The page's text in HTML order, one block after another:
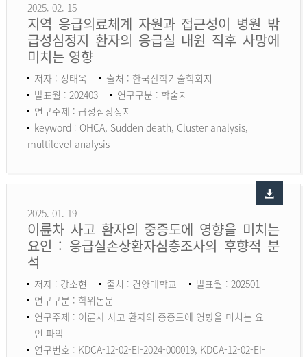
2025. 02. 15
지역 응급의료체계 자원과 접근성이 병원 밖
급성심정지 환자의 응급실 내원 직후 사망에
미치는 영향
저자 : 정태욱
출처 : 한국산학기술학회지
발표월 : 202403
연구구분 : 학술지
연구주제 : 급성심장정지
keyword : OHCA, Sudden death, Cluster analysis,
multilevel analysis
2025. 01. 19
이륜차 사고 환자의 중증도에 영향을 미치는
요인 : 응급실손상환자심층조사의 후향적 분
석
저자 : 강소현 출처 : 건양대학교
발표월 : 202501
연구구분 : 학위논문
연구주제 : 이륜차 사고 환자의 중증도에 영향을 미치는 요
인 파악
연구번호 : KDCA-12-02-EI-2024-000019, KDCA-12-02-EI-